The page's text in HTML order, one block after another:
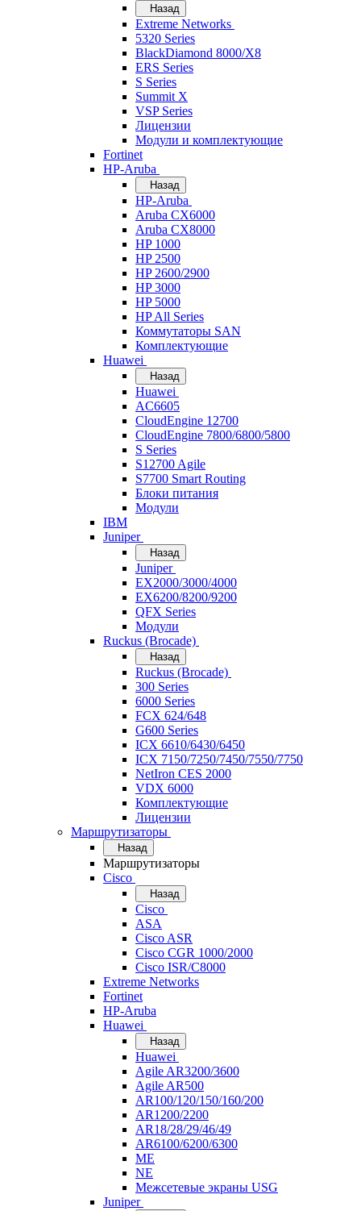
Назад
Extreme Networks
5320 Series
BlackDiamond 8000/X8
ERS Series
S Series
Summit X
VSP Series
Лицензии
Модули и комплектующие
Fortinet
HP-Aruba
Назад
HP-Aruba
Aruba CX6000
Aruba CX8000
HP 1000
HP 2500
HP 2600/2900
HP 3000
HP 5000
HP All Series
Коммутаторы SAN
Комплектующие
Huawei
Назад
Huawei
AC6605
CloudEngine 12700
CloudEngine 7800/6800/5800
S Series
S12700 Agile
S7700 Smart Routing
Блоки питания
Модули
IBM
Juniper
Назад
Juniper
EX2000/3000/4000
EX6200/8200/9200
QFX Series
Модули
Ruckus (Brocade)
Назад
Ruckus (Brocade)
300 Series
6000 Series
FCX 624/648
G600 Series
ICX 6610/6430/6450
ICX 7150/7250/7450/7550/7750
NetIron CES 2000
VDX 6000
Комплектующие
Лицензии
Маршрутизаторы
Назад
Маршрутизаторы
Cisco
Назад
Cisco
ASA
Cisco ASR
Cisco CGR 1000/2000
Cisco ISR/С8000
Extreme Networks
Fortinet
HP-Aruba
Huawei
Назад
Huawei
Agile AR3200/3600
Agile AR500
AR100/120/150/160/200
AR1200/2200
AR18/28/29/46/49
AR6100/6200/6300
ME
NE
Межсетевые экраны USG
Juniper